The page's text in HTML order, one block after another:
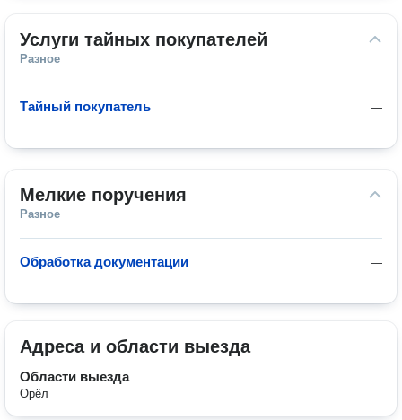
Услуги тайных покупателей
Разное
—
Тайный покупатель
Мелкие поручения
Разное
—
Обработка документации
Адреса и области выезда
Области выезда
Орёл